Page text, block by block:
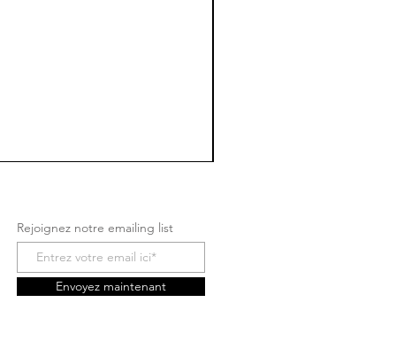
Rejoignez notre emailing list
Envoyez maintenant